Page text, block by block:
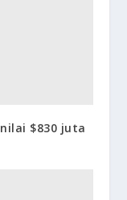
$830 juta